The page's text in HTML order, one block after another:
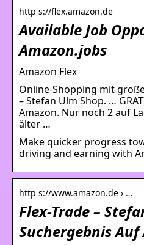
http s://flex.amazon.de
Available Job
Amazon.jobs
Amazon Flex
Online-Shopping mit
– Stefan Ulm Shop. …
Amazon. Nur noch 2 auf
älter …
Make quicker progress
driving and earning with
http s://www.amazon.de › …
Flex-Trade –
Suchergebnis